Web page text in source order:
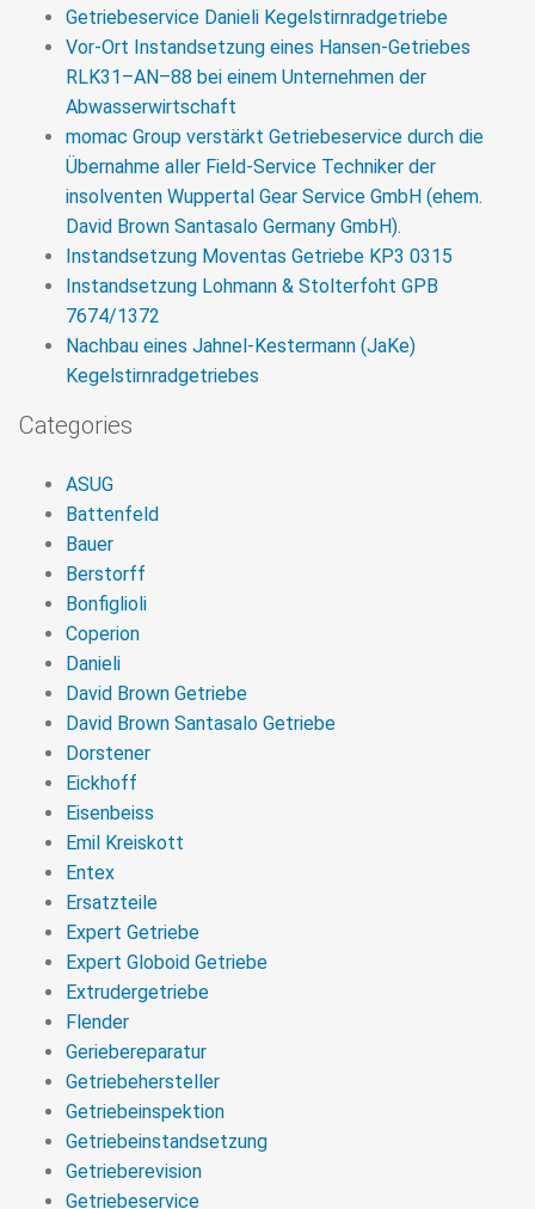
Getriebeservice Danieli Kegelstirnradgetriebe
Vor-Ort Instandsetzung eines Hansen-Getriebes
RLK31–AN–88 bei einem Unternehmen der
Abwasserwirtschaft
momac Group verstärkt Getriebeservice durch die
Übernahme aller Field-Service Techniker der
insolventen Wuppertal Gear Service GmbH (ehem.
David Brown Santasalo Germany GmbH).
Instandsetzung Moventas Getriebe KP3 0315
Instandsetzung Lohmann & Stolterfoht GPB
7674/1372
Nachbau eines Jahnel-Kestermann (JaKe)
Kegelstirnradgetriebes
Categories
ASUG
Battenfeld
Bauer
Berstorff
Bonfiglioli
Coperion
Danieli
David Brown Getriebe
David Brown Santasalo Getriebe
Dorstener
Eickhoff
Eisenbeiss
Emil Kreiskott
Entex
Ersatzteile
Expert Getriebe
Expert Globoid Getriebe
Extrudergetriebe
Flender
Geriebereparatur
Getriebehersteller
Getriebeinspektion
Getriebeinstandsetzung
Getrieberevision
Getriebeservice